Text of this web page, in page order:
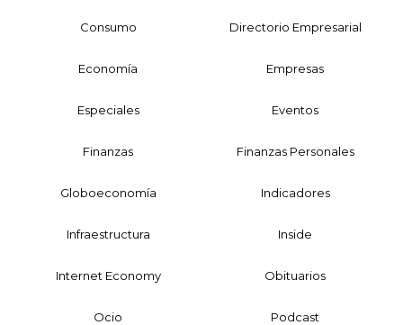
Consumo Directorio Empresarial
Economía Empresas
Especiales Eventos
Finanzas Finanzas Personales
Globoeconomía Indicadores
Infraestructura Inside
Internet Economy Obituarios
Ocio Podcast